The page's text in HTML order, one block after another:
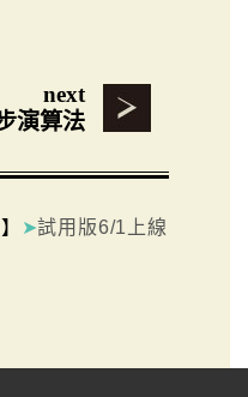
next
演算法
➤試用版6/1上線